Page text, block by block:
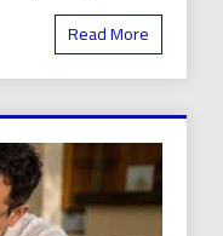
Read More